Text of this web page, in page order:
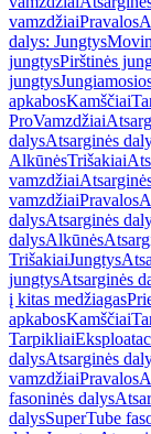
vamzdžiaiPravalos
dalys: Jungtys
jungtysPirštinės
jungtys
apkabosKamščiai
ProVamzdžiai
dalysAtsarginės
AlkūnėsTrišakiai
vamzdžiai
vamzdžiaiPravalos
dalysAtsarginės
dalysAlkūnės
TrišakiaiJungtys
jungtysAtsarginės
į kitas medžiagas
apkabosKamščiai
Tarpikliai
dalysAtsarginės
vamzdžiaiPravalos
fasoninės dalys
dalysSuperTube